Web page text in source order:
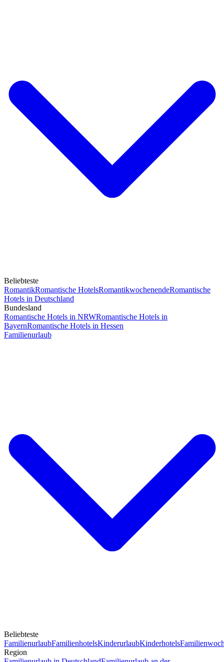
Beliebteste
RomantikRomantische HotelsRomantikwochenendeRomantische
Hotels in Deutschland
Bundesland
Romantische Hotels in NRWRomantische Hotels in
BayernRomantische Hotels in Hessen
Familienurlaub
Beliebteste
FamilienurlaubFamilienhotelsKinderurlaubKinderhotels
Region